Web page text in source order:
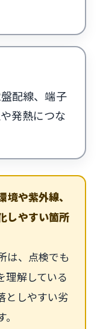
配線、端子
発熱につな
や紫外線、
しやすい箇所
は、点検でも
理解している
としやすい劣